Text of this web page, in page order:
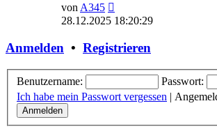
vonA345
Beitrag
28.12.2025 18:20:29
Anmelden • Registrieren
Benutzername:
Passwort:
Ich habe mein Passwort vergessen |